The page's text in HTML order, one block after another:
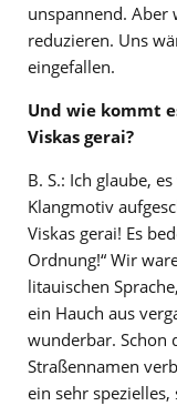
unspannend. Aber
reduzieren. Uns
eingefallen.
Und wie kommt
Viskas gerai?
B. S.: Ich glaube,
Klangmotiv
Viskas gerai! Es
Ordnung!“ Wir
litauischen
ein Hauch aus
wunderbar. Schon
Straßennamen
ein sehr